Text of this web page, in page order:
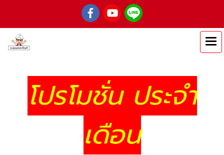
โปรโมชั่น ประจำ
เดือน